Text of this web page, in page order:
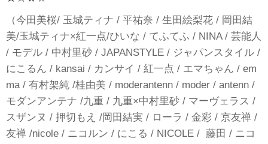
（今田美桜/ 玉城ティナ / 平祐奈 / 生田絵梨花 / 岡田結
美/玉城ティナ×紅一点/ひいな / てふてふ / NINA / 芸能人
/ モデル / 中村里砂 / JAPANSTYLE / ジャパンスタイル /
にこるん / kansai / カンサイ / 紅一点 / エマちゃん / em
ma / 有村架純 /桂由美 / moderantenn / moder / antenn /
モダンアンテナ /九重 / 九重×中村里砂 / マーヴェラス /
スザンヌ / 押切もえ /岡田結実 / ローラ / 金彩 / 京友禅 /
友禅 /nicole / ニコルン / にこる / NICOLE / 藤田 / ニコ